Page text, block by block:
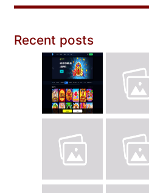
Recent posts